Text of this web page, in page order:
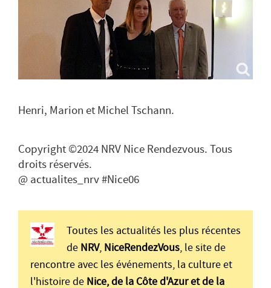
Henri, Marion et Michel Tschann.
Copyright ©2024 NRV Nice Rendezvous. Tous
droits réservés.
@ actualites_nrv #Nice06
Toutes les actualités les plus récentes
de NRV, NiceRendezVous, le site de
rencontre avec les événements, la culture et
l'histoire de Nice, de la Côte d'Azur et de la